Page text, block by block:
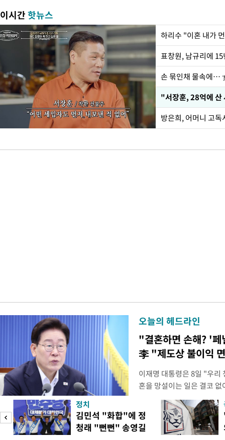
이시간핫뉴스
하리수 "이혼 내가
손 묶인채 물속에…
"서장훈, 28억에 산
방은희, 어머니 고
오늘의 헤드라인
"결혼하면 손해? '
李 "제도상 불이익
이재명 대통령은 8일 "우리
혼을 망설이는 일은 결코
하는 제도가 있을 경우 편
다. 이 대통령은 이날 오후
로 찾은 결혼 페널티 22개'
이 대통령은 "결혼으로 인
정치
김민석 "화합"에 정
청래 "뻔뻔" 송영길